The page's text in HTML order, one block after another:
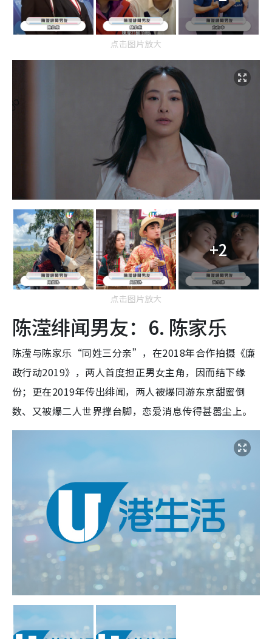
点击图片放大
+2
点击图片放大
陈滢绯闻男友：6. 陈家乐
陈滢与陈家乐“同姓三分亲”，在2018年合作拍摄《廉
政行动2019》，两人首度担正男女主角，因而结下缘
份；更在2019年传出绯闻，两人被爆同游东京甜蜜倒
数、又被爆二人世界撑台脚，恋爱消息传得甚嚣尘上。